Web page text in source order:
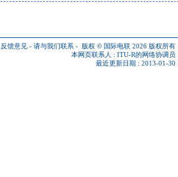
反馈意见 - 请与我们联系 - 版权 © 国际电联 2026 版权所有
本网页联系人 : ITU-R的网络协调员
最近更新日期 : 2013-01-30